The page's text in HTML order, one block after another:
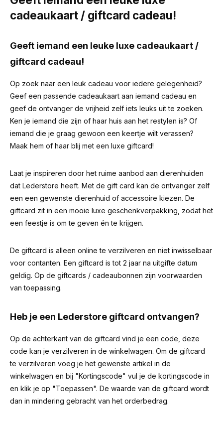
cadeaukaart / giftcard cadeau!
Geeft iemand een leuke luxe cadeaukaart /
giftcard cadeau!
Op zoek naar een leuk cadeau voor iedere gelegenheid?
Geef een passende cadeaukaart aan iemand cadeau en
geef de ontvanger de vrijheid zelf iets leuks uit te zoeken.
Ken je iemand die zijn of haar huis aan het restylen is? Of
iemand die je graag gewoon een keertje wilt verassen?
Maak hem of haar blij met een luxe giftcard!
Laat je inspireren door het ruime aanbod aan dierenhuiden
dat Lederstore heeft. Met de gift card kan de ontvanger zelf
een een gewenste dierenhuid of accessoire kiezen. De
giftcard zit in een mooie luxe geschenkverpakking, zodat het
een feestje is om te geven én te krijgen.
De giftcard is alleen online te verzilveren en niet inwisselbaar
voor contanten. Een giftcard is tot 2 jaar na uitgifte datum
geldig. Op de giftcards / cadeaubonnen zijn voorwaarden
van toepassing.
Heb je een Lederstore giftcard ontvangen?
Op de achterkant van de giftcard vind je een code, deze
code kan je verzilveren in de winkelwagen. Om de giftcard
te verzilveren voeg je het gewenste artikel in de
winkelwagen en bij "Kortingscode" vul je de kortingscode in
en klik je op "Toepassen". De waarde van de giftcard wordt
dan in mindering gebracht van het orderbedrag.